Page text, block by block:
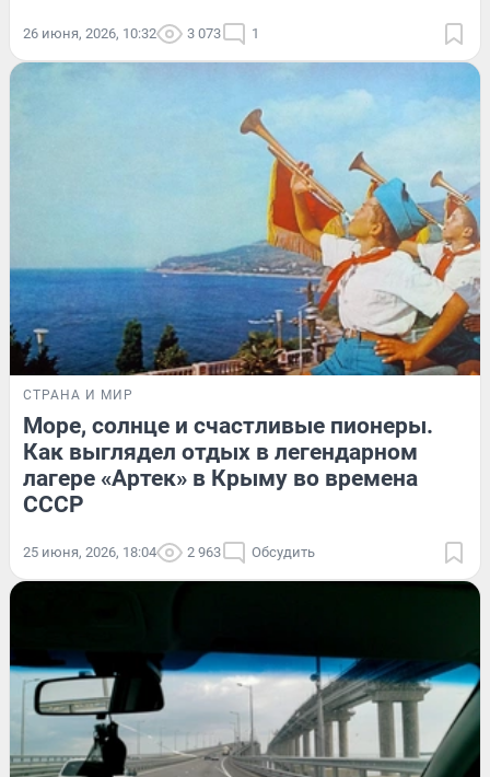
26 июня, 2026, 10:32 3 073 1
СТРАНА И МИР
Море, солнце и счастливые пионеры.
Как выглядел отдых в легендарном
лагере «Артек» в Крыму во времена
СССР
25 июня, 2026, 18:04 2 963 Обсудить